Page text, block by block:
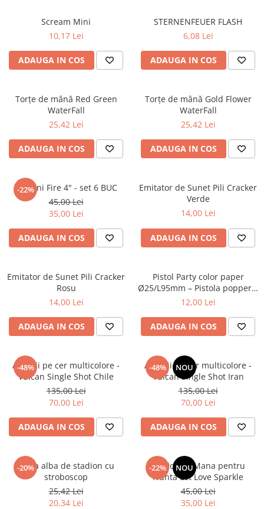
Stroboscoape
Torte de stadion
Vulcani electrici
Kendama Super Sticky
Kendama Super Sticky Big Cup V2
Kendama Zen V3 Cupe Mari
Petreceri Sportive
Scream Mini
10,17 Lei
ADAUGA IN COS
STERNENFEUER FLASH
6,08 Lei
ADAUGA IN COS
Torțe de mână Red Green
WaterFall
25,42 Lei
ADAUGA IN COS
Torțe de mână Gold Flower
WaterFall
25,42 Lei
ADAUGA IN COS
-22%
Vulcani Fire 4" - set 6 BUC
45,00 Lei
35,00 Lei
ADAUGA IN COS
Emitator de Sunet Pili Cracker
Verde
14,00 Lei
ADAUGA IN COS
Emitator de Sunet Pili Cracker
Rosu
14,00 Lei
ADAUGA IN COS
Pistol Party color paper
Ø25/L95mm – Pistola popper –
set 6 bucati
12,00 Lei
ADAUGA IN COS
-48%
Artificii pe cer multicolore -
Vulcan Single Shot Chile
135,00 Lei
70,00 Lei
ADAUGA IN COS
-48% NOU
Artificii pe cer multicolore -
Vulcan Single Shot Iran
135,00 Lei
70,00 Lei
ADAUGA IN COS
-20%
Torta alba de stadion cu
stroboscop
25,42 Lei
20,34 Lei
-22% NOU
Artificii de Mana pentru
Nunta Let Love Sparkle
45,00 Lei
35,00 Lei